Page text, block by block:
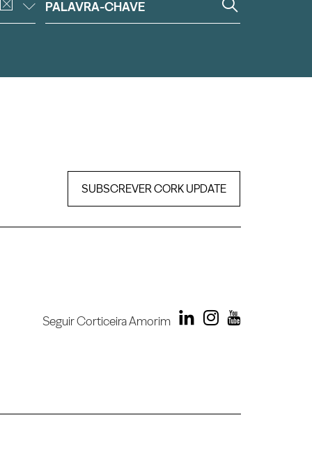
SUBSCREVER CORK UPDATE
Seguir Corticeira Amorim